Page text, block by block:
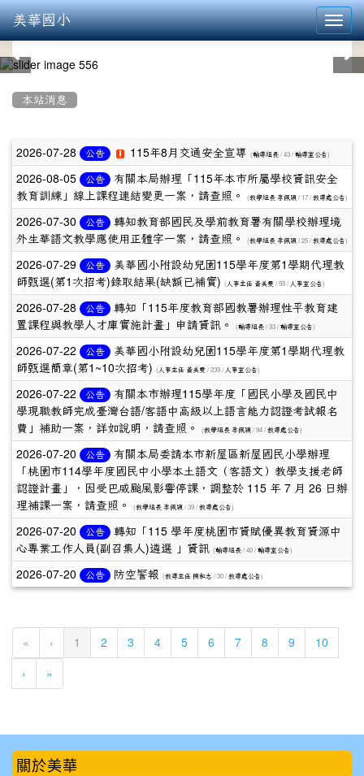
美華國小
本站消息
文
章
列
表
2026-07-28 公告 115年8月交通安全宣導 (輔導組長 / 43 / 輔導室公告)
2026-08-05 公告
有關本局辦理「115年本市所屬學校資訊安全
教育訓練」線上課程連結變更一案，請查照。
(教學組長 李佩穎 / 17 / 教導處公告)
2026-07-30 公告
轉知教育部國民及學前教育署有關學校辦理境
外生華語文教學應使用正體字一案，請查照。
(教學組長 李佩穎 / 25 / 教導處公告)
2026-07-29 公告
美華國小附設幼兒園115學年度第1學期代理教
師甄選(第1次招考)錄取結果(缺額已補實) ( 人事主任 黃美雯 / 55 / 人事室公告)
2026-07-28 公告
轉知「115年度教育部國教署辦理性平教育建
置課程與教學人才庫實施計畫」申請資訊。
(輔導組長 / 33 / 輔導室公告)
2026-07-22 公告
美華國小附設幼兒園115學年度第1學期代理教
師甄選簡章(第1~10次招考) ( 人事主任 黃美雯 / 239 / 人事室公告)
2026-07-22 公告
有關本市辦理115學年度「國民小學及國民中
學現職教師完成臺灣台語/客語中高級以上語言能力認證考試報名
費」補助一案，詳如說明，請查照。
(教學組長 李佩穎 / 94 / 教導處公告)
2026-07-20 公告
有關本局委請本市新屋區新屋國民小學辦理
「桃園市114學年度國民中小學本土語文（客語文）教學支援老師
認證計畫」，因受巴威颱風影響停課，調整於 115 年 7 月 26 日辦
理補課一案，請查照。
(教學組長 李佩穎 / 39 / 教導處公告)
2026-07-20 公告
轉知「115 學年度桃園市資賦優異教育資源中
心專業工作人員(副召集人)遴選 」資訊 (輔導組長 / 40 / 輔導室公告)
2026-07-20 公告 防空警報 (教導主任 陳和志 / 30 / 教導處公告)
« ‹ 1 (current)
2 3 4 5 6 7 8 9 10
› »
::: 關於美華